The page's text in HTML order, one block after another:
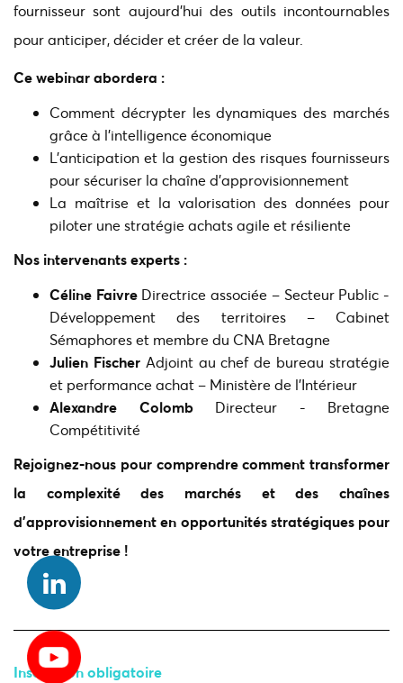
fournisseur sont aujourd’hui des outils incontournables
pour anticiper, décider et créer de la valeur.
Ce webinar abordera :
Comment décrypter les dynamiques des marchés
grâce à l’intelligence économique
L’anticipation et la gestion des risques fournisseurs
pour sécuriser la chaîne d’approvisionnement
La maîtrise et la valorisation des données pour
piloter une stratégie achats agile et résiliente
Nos intervenants experts :
Céline Faivre Directrice associée – Secteur Public -
Développement des territoires – Cabinet
Sémaphores et membre du CNA Bretagne
Julien Fischer Adjoint au chef de bureau stratégie
et performance achat – Ministère de l’Intérieur
Alexandre Colomb Directeur - Bretagne
Compétitivité
Rejoignez-nous pour comprendre comment transformer
la complexité des marchés et des chaînes
d’approvisionnement en opportunités stratégiques pour
votre entreprise !
Inscription obligatoire